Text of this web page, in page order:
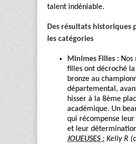
talent indéniable.
Des résultats historiques
les catégories
Minimes Filles : Nos
filles ont décroché
bronze au
départemental,
hisser à la 8ème
académique. Un
qui récompense
et leur
JOUEUSES : Kelly R